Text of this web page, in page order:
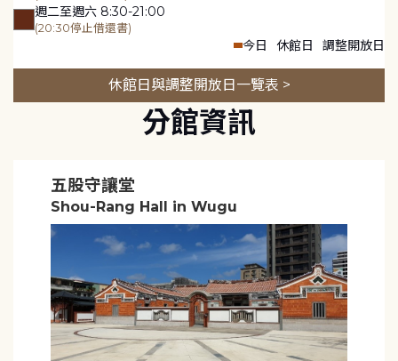
週二至週六 8:30-21:00
(20:30停止借還書)
今日 休館日 調整開放日
休館日與調整開放日一覽表 >
分館資訊
五股守讓堂
Shou-Rang Hall in Wugu